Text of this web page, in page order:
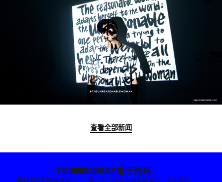
查看全部新闻
THE UNREASONABLE 电子资讯